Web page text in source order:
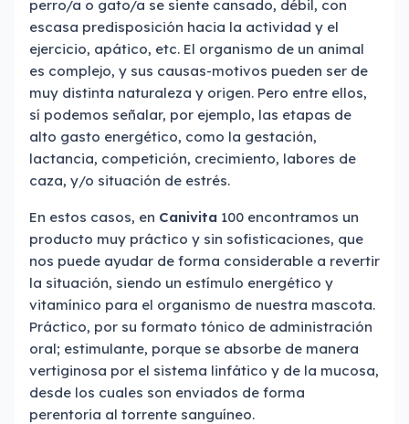
perro/a o gato/a se siente cansado, débil, con
escasa predisposición hacia la actividad y el
ejercicio, apático, etc. El organismo de un animal
es complejo, y sus causas-motivos pueden ser de
muy distinta naturaleza y origen. Pero entre ellos,
sí podemos señalar, por ejemplo, las etapas de
alto gasto energético, como la gestación,
lactancia, competición, crecimiento, labores de
caza, y/o situación de estrés.
En estos casos, en Canivita 100 encontramos un
producto muy práctico y sin sofisticaciones, que
nos puede ayudar de forma considerable a revertir
la situación, siendo un estímulo energético y
vitamínico para el organismo de nuestra mascota.
Práctico, por su formato tónico de administración
oral; estimulante, porque se absorbe de manera
vertiginosa por el sistema linfático y de la mucosa,
desde los cuales son enviados de forma
perentoria al torrente sanguíneo.